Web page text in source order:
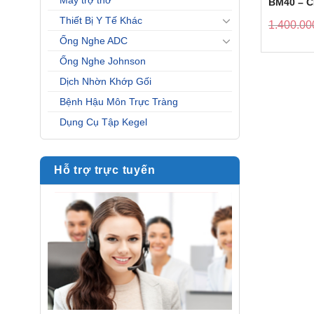
Thiết Bị Y Tế Khác
Ống Nghe ADC
Ống Nghe Johnson
Dịch Nhờn Khớp Gối
Bệnh Hậu Môn Trực Tràng
Dụng Cụ Tập Kegel
Hỗ trợ trực tuyến